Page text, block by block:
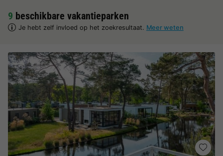
9 beschikbare vakantieparken
Je hebt zelf invloed op het zoekresultaat. Meer weten